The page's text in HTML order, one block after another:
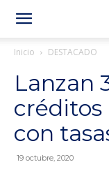
Inicio DESTACADO
Lanzan
créditos
con
19 octubre, 2020